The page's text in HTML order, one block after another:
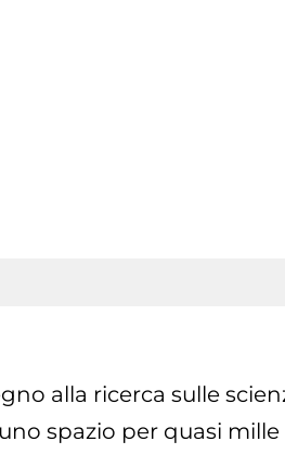
alla ricerca sulle
spazio per quasi